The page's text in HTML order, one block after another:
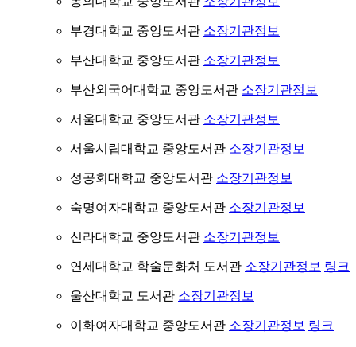
부경대학교 중앙도서관 소장기관정보
부산대학교 중앙도서관 소장기관정보
부산외국어대학교 중앙도서관 소장기관정보
서울대학교 중앙도서관 소장기관정보
서울시립대학교 중앙도서관 소장기관정보
성공회대학교 중앙도서관 소장기관정보
숙명여자대학교 중앙도서관 소장기관정보
신라대학교 중앙도서관 소장기관정보
연세대학교 학술문화처 도서관 소장기관정보 링크
울산대학교 도서관 소장기관정보
이화여자대학교 중앙도서관 소장기관정보 링크